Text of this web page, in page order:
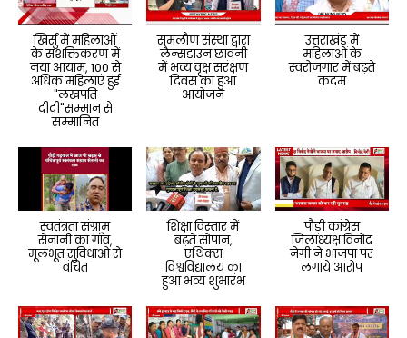
खिर्सु में महिलाओं
के सशक्तिकरण में
नया आयाम, 100 से
अधिक महिलाएं हुई
"लखपति
दीदी"सम्मान से
सम्मानित
समलौण संस्था द्वारा
लैन्सडाउन छावनी
में भव्य वृक्ष सरंक्षण
दिवस का हुआ
आयोजन
उत्तराखंड में
महिलाओं के
स्वरोजगार में बढ़ते
कदम
स्वतंत्रता संग्राम
सेनानी का गाँव,
मूलभूत सुविधाओं से
वंचित
शिक्षा विस्तार में
बढ़ते सोपान,
एथिक्स
विश्वविद्यालय का
हुआ भव्य शुभारंभ
पौड़ी कांग्रेस
जिलाध्यक्ष विनोद
नेगी ने भाजपा पर
लगाये आरोप